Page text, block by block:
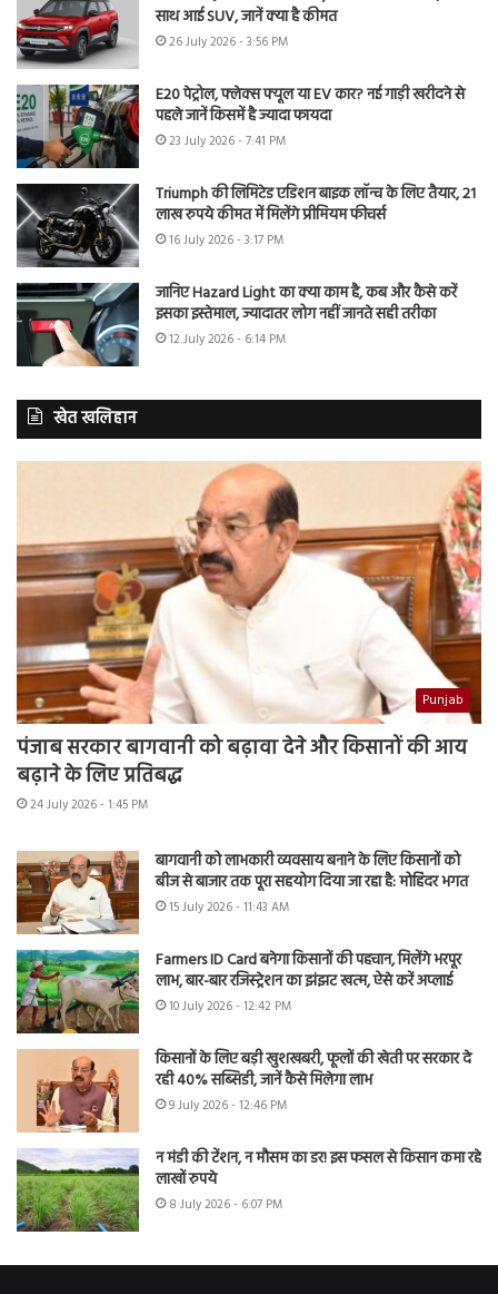
साथ आई SUV, जानें क्या है कीमत
26 July 2026 - 3:56 PM
E20 पेट्रोल, फ्लेक्स फ्यूल या EV कार? नई गाड़ी खरीदने से
पहले जानें किसमें है ज्यादा फायदा
23 July 2026 - 7:41 PM
Triumph की लिमिटेड एडिशन बाइक लॉन्च के लिए तैयार, 21
लाख रुपये कीमत में मिलेंगे प्रीमियम फीचर्स
16 July 2026 - 3:17 PM
जानिए Hazard Light का क्या काम है, कब और कैसे करें
इसका इस्तेमाल, ज्यादातर लोग नहीं जानते सही तरीका
12 July 2026 - 6:14 PM
खेत खलिहान
Punjab
पंजाब सरकार बागवानी को बढ़ावा देने और किसानों की आय
बढ़ाने के लिए प्रतिबद्ध
24 July 2026 - 1:45 PM
बागवानी को लाभकारी व्यवसाय बनाने के लिए किसानों को
बीज से बाजार तक पूरा सहयोग दिया जा रहा है: मोहिंदर भगत
15 July 2026 - 11:43 AM
Farmers ID Card बनेगा किसानों की पहचान, मिलेंगे भरपूर
लाभ, बार-बार रजिस्ट्रेशन का झंझट खत्म, ऐसे करें अप्लाई
10 July 2026 - 12:42 PM
किसानों के लिए बड़ी खुशखबरी, फूलों की खेती पर सरकार दे
रही 40% सब्सिडी, जानें कैसे मिलेगा लाभ
9 July 2026 - 12:46 PM
न मंडी की टेंशन, न मौसम का डर! इस फसल से किसान कमा रहे
लाखों रुपये
8 July 2026 - 6:07 PM